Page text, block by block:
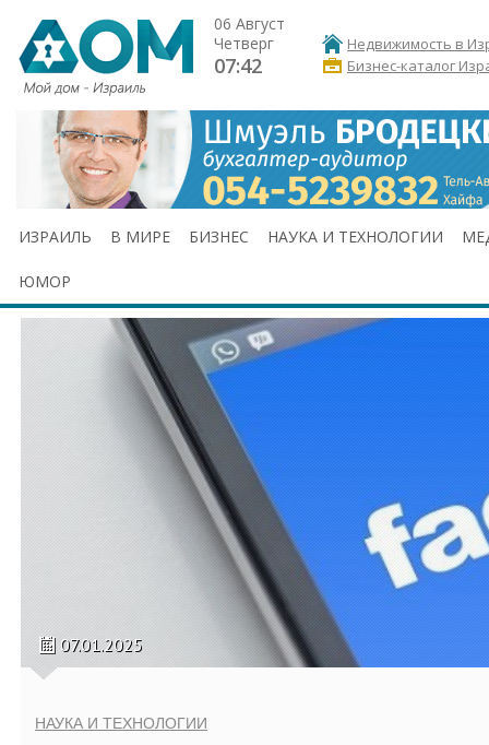
06 Август
Четверг
07:42
Недвижимость в
Бизнес-каталог
ИЗРАИЛЬ В МИРЕ БИЗНЕС НАУКА И ТЕХНОЛОГИИ
ЮМОР
07.01.2025
НАУКА И ТЕХНОЛОГИИ